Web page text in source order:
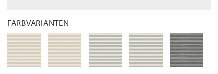
FARBVARIANTEN